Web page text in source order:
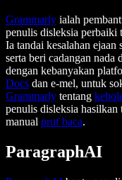
Grammarly ialah
penulis disleksia perbaiki
Ia tandai kesalahan ejaan
serta beri cadangan
dengan kebanyakan
Docs dan e-mel, untuk
Grammarly tentang
penulis disleksia hasilkan
manual pruf baca.
ParagraphAI